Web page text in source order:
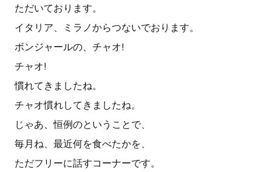
ただいております。
イタリア、ミラノからつないでおります。
ボンジャールの、チャオ!
チャオ!
慣れてきましたね。
チャオ慣れしてきましたね。
じゃあ、恒例のということで、
毎月ね、最近何を食べたかを、
ただフリーに話すコーナーです。